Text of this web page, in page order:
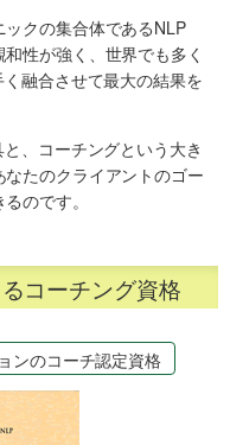
クの集合体であるNLP
性が強く、世界でも多く
融合させて最大の結果を
、コーチングという大き
たのクライアントのゴー
のです。
コーチング資格
ンのコーチ認定資格